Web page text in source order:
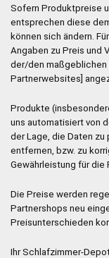
Sofern Produktpreise
entsprechen diese
können sich ändern.
Angaben zu Preis und
der/den
Partnerwebsites]
Produkte
uns automatisiert von
der Lage, die Daten
entfernen, bzw. zu
Gewährleistung für die
Die Preise werden
Partnershops neu
Preisunterschieden
Ihr Schlafzimmer-